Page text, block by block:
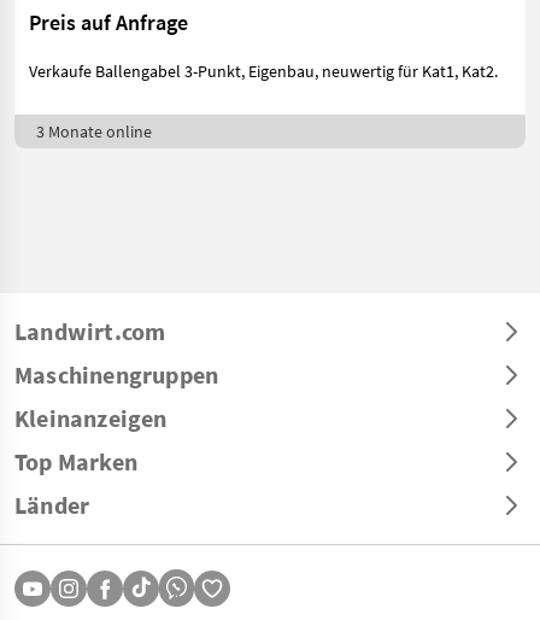
Preis auf Anfrage
Verkaufe Ballengabel 3-Punkt, Eigenbau, neuwertig für Kat1, Kat2.
3 Monate online
Landwirt.com
Maschinengruppen
Kleinanzeigen
Top Marken
Länder